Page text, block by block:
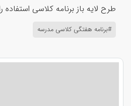
طرح لایه باز برنامه کلاسی
#برنامه هفتگی کلاسی مدرسه